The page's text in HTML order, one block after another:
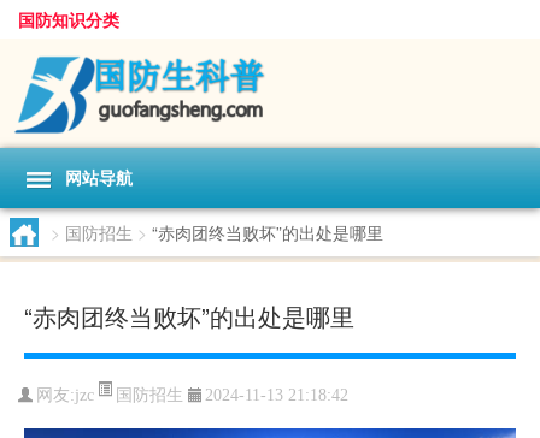
国防知识分类
网站导航
> 国防招生 > “赤肉团终当败坏”的出处是哪里
“赤肉团终当败坏”的出处是哪里
网友:jzc 国防招生 2024-11-13 21:18:42